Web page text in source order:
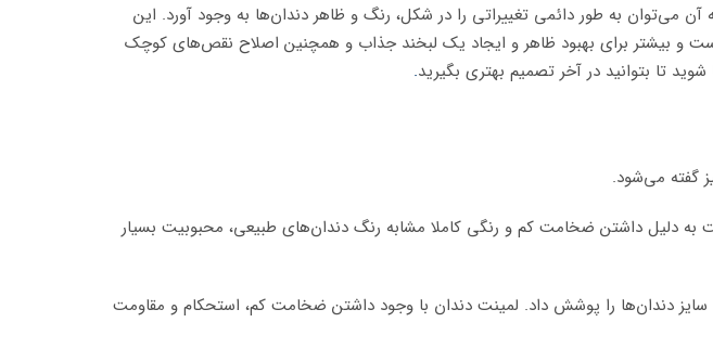
به طور دائمی تغییراتی را در شکل، رنگ و ظاهر دندان‌ها به وجود آورد. این
و بیشتر برای بهبود ظاهر و ایجاد یک لبخند جذاب و همچنین اصلاح نقص‌های کوچک
تا بتوانید در آخر تصمیم بهتری بگیرید.
گفته می‌شود.
دلیل داشتن ضخامت کم و رنگی کاملا مشابه رنگ دندان‌های طبیعی، محبوبیت بسیار
دندان‌ها را پوشش داد. لمینت دندان با وجود داشتن ضخامت کم، استحکام و مقاومت